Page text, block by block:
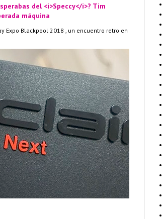
del <i>Speccy</i>? Tim
máquina
Expo Blackpool 2018 , un encuentro retro en